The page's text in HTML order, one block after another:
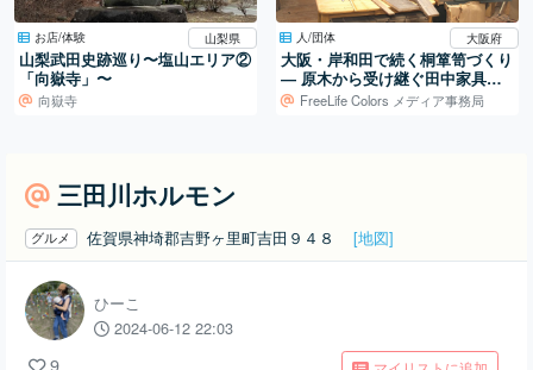
お店/体験 山梨県
山梨武田史跡巡り〜塩山エリア②
「向嶽寺」〜
向嶽寺
人/団体 大阪府
大阪・岸和田で続く桐箪笥づくり
― 原木から受け継ぐ田中家具製
作所の仕事
FreeLife Colors メディア事務局
三田川ホルモン
グルメ 佐賀県神埼郡吉野ヶ里町吉田９４８ [地図]
ひーこ
2024-06-12 22:03
9